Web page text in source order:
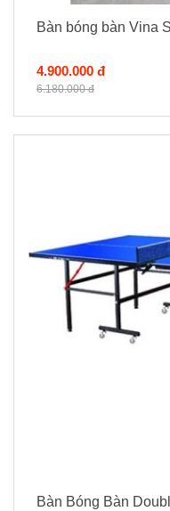
Bàn bóng bàn Vina
4.900.000 đ
6.180.000 đ
Bàn Bóng Bàn